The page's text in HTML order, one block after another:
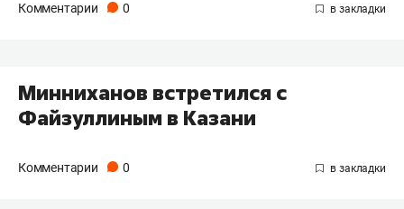
Комментарии 0
Минниханов встретился с
Файзуллиным в Казани
Комментарии 0